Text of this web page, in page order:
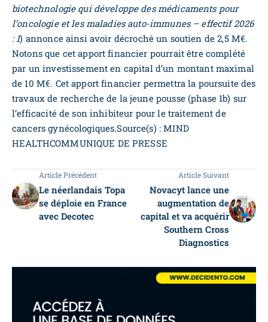
biotechnologie qui développe des médicaments pour
l’oncologie et les maladies auto-immunes – effectif 2026
: 1) annonce ainsi avoir décroché un soutien de 2,5 M€.
Notons que cet apport financier pourrait être complété
par un investissement en capital d’un montant maximal
de 10 M€. Cet apport financier permettra la poursuite des
travaux de recherche de la jeune pousse (phase 1b) sur
l’efficacité de son inhibiteur pour le traitement de
cancers gynécologiques.Source(s) : MIND
HEALTHCOMMUNIQUE DE PRESSE
Article Précédent
Le néerlandais Topa
se déploie en France
avec Decotec
Article Suivant
Novacyt lance une
augmentation de
capital et va acquérir
Southern Cross
Diagnostics